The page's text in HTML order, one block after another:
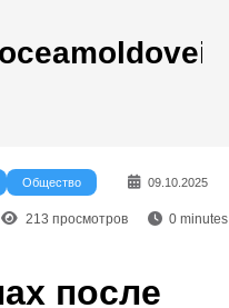
Общество 09.10.2025
213 просмотров 0 minutes
после